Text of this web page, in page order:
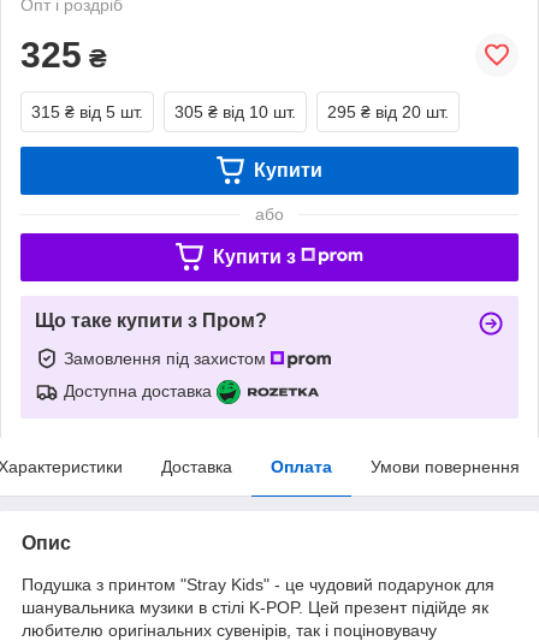
Опт і роздріб
325 ₴
315 ₴ від 5 шт. 305 ₴ від 10 шт. 295 ₴ від 20 шт.
Купити
або
Купити з
Що таке купити з Пром?
Замовлення під захистом
Доступна доставка
Доставка Оплата Умови повернення
Опис
Подушка з принтом "Stray Kids" - це чудовий подарунок для
шанувальника музики в стілі K-POP. Цей презент підійде як
любителю оригінальних сувенірів, так і поціновувачу